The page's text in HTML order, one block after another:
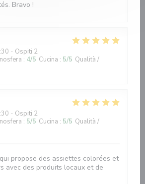
Bravo !
- Ospiti 2
: 4/5 Cucina : 5/5 Qualità /
- Ospiti 2
: 5/5 Cucina : 5/5 Qualità /
propose des assiettes colorées et
avec des produits locaux et de